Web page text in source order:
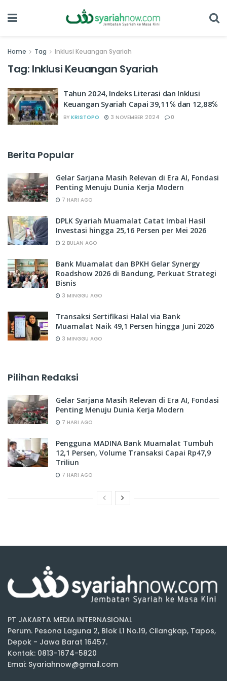
Home Tag Inklusi Keuangan Syariah
Tag: Inklusi Keuangan Syariah
Tahun 2024, Indeks Literasi dan Inklusi
Keuangan Syariah Capai 39,11℅ dan 12,88℅
BY KRISTOPO 3 NOVEMBER 2024 0
Berita Popular
Gelar Sarjana Masih Relevan di Era AI, Fondasi
Penting Menuju Dunia Kerja Modern
7 HARI AGO
DPLK Syariah Muamalat Catat Imbal Hasil
Investasi hingga 25,16 Persen per Mei 2026
2 BULAN AGO
Bank Muamalat dan BPKH Gelar Synergy
Roadshow 2026 di Bandung, Perkuat Strategi
Bisnis
3 MINGGU AGO
Transaksi Sertifikasi Halal via Bank
Muamalat Naik 49,1 Persen hingga Juni 2026
3 MINGGU AGO
Pilihan Redaksi
Gelar Sarjana Masih Relevan di Era AI, Fondasi
Penting Menuju Dunia Kerja Modern
7 HARI AGO
Pengguna MADINA Bank Muamalat Tumbuh
12,1 Persen, Volume Transaksi Capai Rp47,9
Triliun
7 HARI AGO
PT JAKARTA MEDIA INTERNASIONAL
Perum. Pesona Laguna 2, Blok L1 No.19, Cilangkap, Tapos,
Depok - Jawa Barat 16457.
Kontak: 0813-1674-5820
Emai: Syariahnow@gmail.com